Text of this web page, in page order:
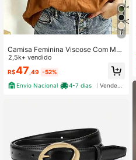
11
Camisa Feminina Viscose Com Man
gas Comprida
2,5k+ vendido
R$47,49 -52%
Envio Nacional
4-7 dias